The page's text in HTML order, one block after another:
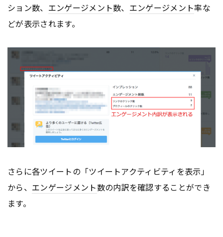
ション数、 エンゲージメント数、 エンゲージメント率な
どが表示されます。
さらに各ツイートの「ツイートアクティビティを表示」
から、 エンゲージメント数の内訳を確認することができ
ます。